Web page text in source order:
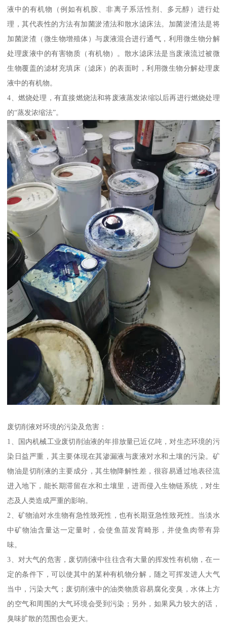
液中的有机物（例如有机胺、非离子系活性剂、多元醇）进行处
理，其代表性的方法有加菌淤渣法和散水滤床法。加菌淤渣法是将
加菌淤渣（微生物增殖体）与废液混合进行通气，利用微生物分解
处理废液中的有害物质（有机物）。散水滤床法是当废液流过被微
生物覆盖的滤材充填床（滤床）的表面时，利用微生物分解处理废
液中的有机物。
4、燃烧处理，有直接燃烧法和将废液蒸发浓缩以后再进行燃烧处理
的“蒸发浓缩法”。
废切削液对环境的污染及危害：
1、国内机械工业废切削油液的年排放量已近亿吨，对生态环境的污
染日益严重，其主要体现在其渗漏液与废液对水和土壤的污染。矿
物油是切削液的主要成分，其生物降解性差，很容易通过地表径流
进入地下，能长期滞留在水和土壤里，进而侵入生物链系统，对生
态及人类造成严重的影响。
2、矿物油对水生物有急性致死性，也有长期亚急性致死性。当淡水
中矿物油含量达一定量时，会使鱼苗发育畸形，并使鱼肉带有异
味。
3、对大气的危害，废切削液中往往含有大量的挥发性有机物，在一
定的条件下，可以使其中的某种有机物分解，随之可挥发进人大气
当中，污染大气；废切削液中的油类物质容易腐化变臭，水体上方
的空气和周围的大气环境会受到污染；另外，如果风力较大的话，
臭味扩散的范围也会更大。